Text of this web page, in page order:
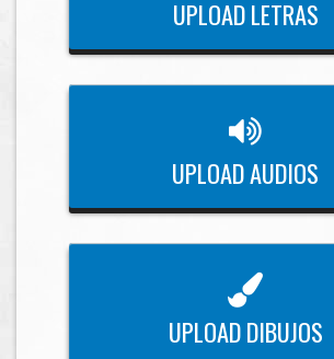
UPLOAD LETRAS
UPLOAD AUDIOS
UPLOAD DIBUJOS